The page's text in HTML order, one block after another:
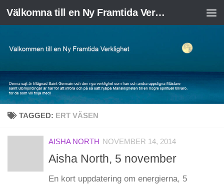
Skip to content Välkomna till en Ny Framtida Verklighet
TAGGED: ERT VÄSEN
AISHA NORTH NOVEMBER 14, 2014
Aisha North, 5 november
En kort uppdatering om energierna, 5